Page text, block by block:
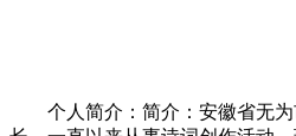
个人简介：简介：安徽省无为